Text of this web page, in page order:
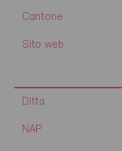
Cantone
Sito web
Ditta
NAP